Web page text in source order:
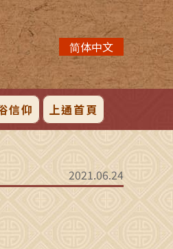
简体中文
信仰 上通首頁
2021.06.24